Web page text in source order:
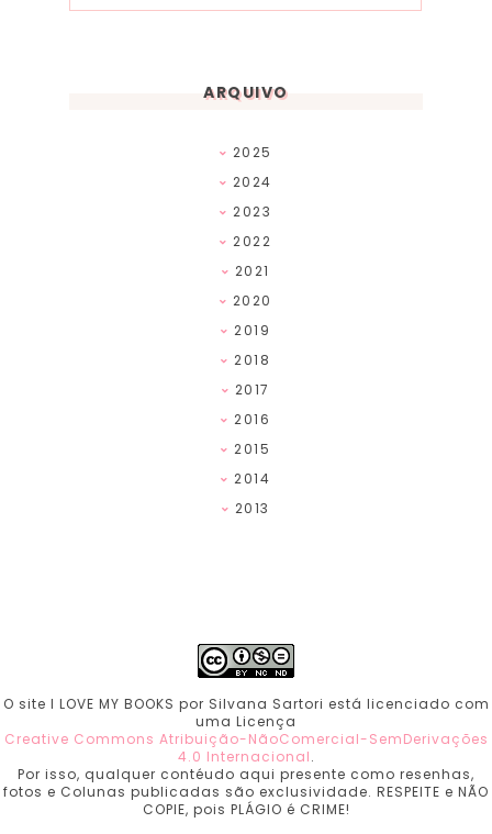
ARQUIVO
2025
2024
2023
2022
2021
2020
2019
2018
2017
2016
2015
2014
2013
O site I LOVE MY BOOKS por Silvana Sartori está licenciado com
uma Licença
Creative Commons Atribuição-NãoComercial-SemDerivações
4.0 Internacional.
Por isso, qualquer contéudo aqui presente como resenhas,
fotos e Colunas publicadas são exclusividade. RESPEITE e NÃO
COPIE, pois PLÁGIO é CRIME!